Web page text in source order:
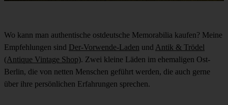
Wo kann man authentische ostdeutsche Memorabilia kaufen? Meine
Empfehlungen sind Der-Vorwende-Laden und Antik & Trödel
(Antique Vintage Shop). Zwei kleine Läden im ehemaligen Ost-
Berlin, die von netten Menschen geführt werden, die auch gerne
über ihre persönlichen Erfahrungen sprechen.